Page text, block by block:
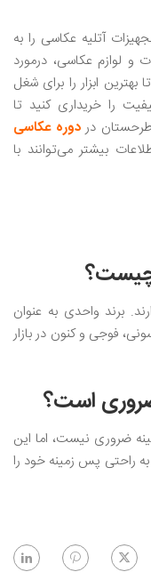
آتلیه عکاسی را به
و لوازم عکاسی، درمورد
ابزار را برای شغل
را خریداری کنید تا
طرحستان دردوره عکاسی
بیشتر می‌توانند با
چیست؟
برند واحدی به عنوان
فوجی و کنون در بازار
ضروری‌ است؟
ضروری‌ نیست، اما این
به راحتی پس زمینه خود را